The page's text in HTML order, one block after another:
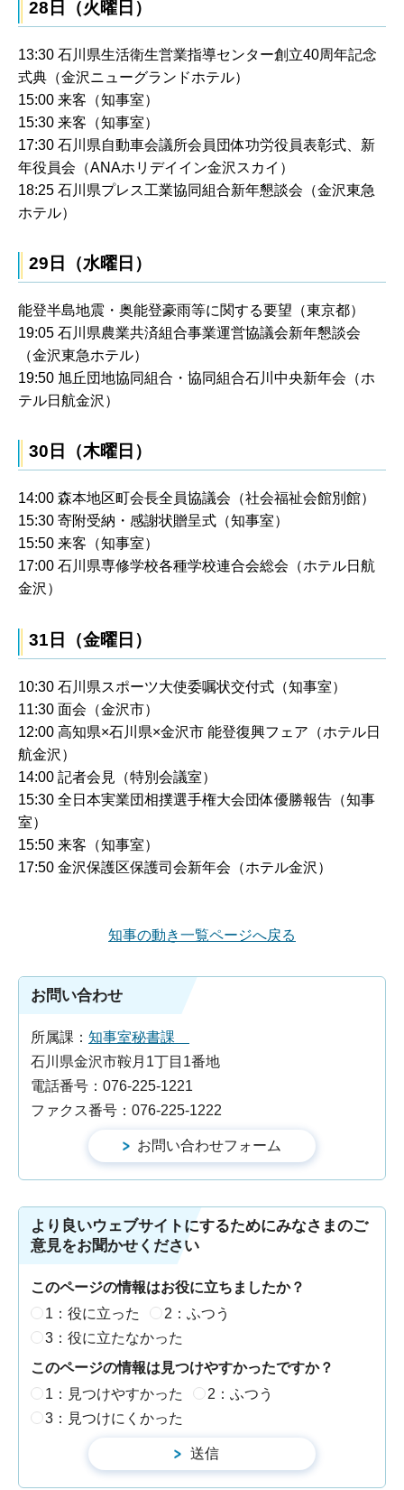
28日（火曜日）
13:30 石川県生活衛生営業指導センター創立40周年記念
式典（金沢ニューグランドホテル）
15:00 来客（知事室）
15:30 来客（知事室）
17:30 石川県自動車会議所会員団体功労役員表彰式、新
年役員会（ANAホリデイイン金沢スカイ）
18:25 石川県プレス工業協同組合新年懇談会（金沢東急
ホテル）
29日（水曜日）
能登半島地震・奥能登豪雨等に関する要望（東京都）
19:05 石川県農業共済組合事業運営協議会新年懇談会
（金沢東急ホテル）
19:50 旭丘団地協同組合・協同組合石川中央新年会（ホ
テル日航金沢）
30日（木曜日）
14:00 森本地区町会長全員協議会（社会福祉会館別館）
15:30 寄附受納・感謝状贈呈式（知事室）
15:50 来客（知事室）
17:00 石川県専修学校各種学校連合会総会（ホテル日航
金沢）
31日（金曜日）
10:30 石川県スポーツ大使委嘱状交付式（知事室）
11:30 面会（金沢市）
12:00 高知県×石川県×金沢市 能登復興フェア（ホテル日
航金沢）
14:00 記者会見（特別会議室）
15:30 全日本実業団相撲選手権大会団体優勝報告（知事
室）
15:50 来客（知事室）
17:50 金沢保護区保護司会新年会（ホテル金沢）
知事の動き一覧ページへ戻る
お問い合わせ
所属課： 知事室秘書課
石川県金沢市鞍月1丁目1番地
電話番号：076-225-1221
ファクス番号：076-225-1222
より良いウェブサイトにするためにみなさまのご
意見をお聞かせください
このページの情報はお役に立ちましたか？
1：役に立った
2：ふつう
3：役に立たなかった
このページの情報は見つけやすかったですか？
1：見つけやすかった
2：ふつう
3：見つけにくかった